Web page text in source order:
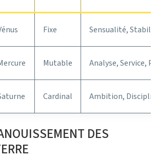
Fixe Sensualité,
Mutable Analyse, Service,
Cardinal Ambition,
DES